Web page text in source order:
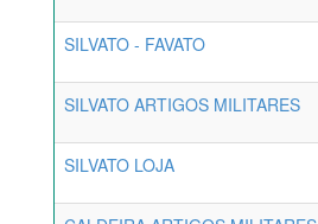
SILVATO - FAVATO
SILVATO ARTIGOS MILITARES
SILVATO LOJA